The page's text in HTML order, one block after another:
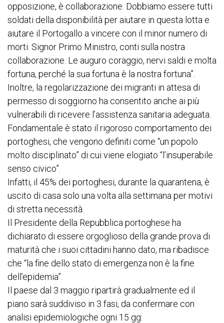
opposizione, è collaborazione. Dobbiamo essere tutti
soldati della disponibilità per aiutare in questa lotta e
aiutare il Portogallo a vincere con il minor numero di
morti. Signor Primo Ministro, conti sulla nostra
collaborazione. Le auguro coraggio, nervi saldi e molta
fortuna, perché la sua fortuna è la nostra fortuna”.
Inoltre, la regolarizzazione dei migranti in attesa di
permesso di soggiorno ha consentito anche ai più
vulnerabili di ricevere l’assistenza sanitaria adeguata.
Fondamentale è stato il rigoroso comportamento dei
portoghesi, che vengono definiti come “un popolo
molto disciplinato” di cui viene elogiato “l’insuperabile
senso civico”.
Infatti, il 45% dei portoghesi, durante la quarantena, è
uscito di casa solo una volta alla settimana per motivi
di stretta necessità.
Il Presidente della Repubblica portoghese ha
dichiarato di essere orgoglioso della grande prova di
maturità che i suoi cittadini hanno dato, ma ribadisce
che “la fine dello stato di emergenza non è la fine
dell’epidemia”.
Il paese dal 3 maggio ripartirà gradualmente ed il
piano sarà suddiviso in 3 fasi, da confermare con
analisi epidemiologiche ogni 15 gg: